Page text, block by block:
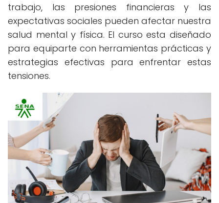
trabajo, las presiones financieras y las
expectativas sociales pueden afectar nuestra
salud mental y física. El curso esta diseñado
para equiparte con herramientas prácticas y
estrategias efectivas para enfrentar estas
tensiones.